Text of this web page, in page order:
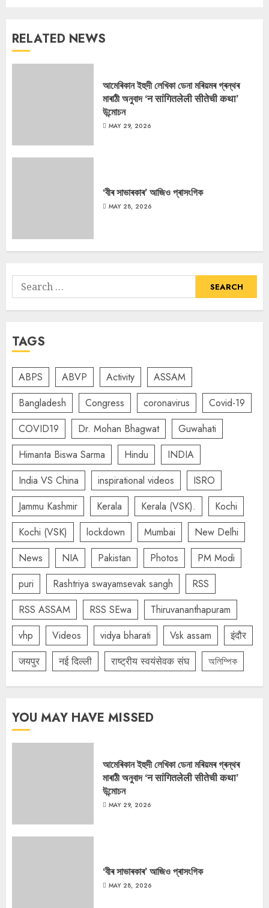
RELATED NEWS
আমেৰিকান ইহুদী লেখিকা ডেনা মৰিয়মৰ গ্ৰন্থৰ
মাৰাঠী অনুবাদ ‘न सांगितलेली सीतेची कथा’
উন্মোচন
MAY 29, 2026
‘বীৰ সাভাৰকাৰ’ আজিও প্ৰাসংগিক
MAY 28, 2026
Search
for:
TAGS
ABPS ABVP Activity
ASSAM
Bangladesh
Congress coronavirus
Covid-19
COVID19
Dr. Mohan Bhagwat
Guwahati
Himanta Biswa Sarma
Hindu
INDIA
India VS China
inspirational videos
ISRO
Jammu Kashmir
Kerala Kerala (VSK).
Kochi
Kochi (VSK)
lockdown Mumbai
New Delhi
News
NIA Pakistan Photos
PM Modi
puri
Rashtriya swayamsevak sangh
RSS
RSS ASSAM
RSS SEwa
Thiruvananthapuram
vhp
Videos vidya bharati Vsk assam
इंदौर
जयपुर
नई दिल्ली राष्ट्रीय स्वयंसेवक संघ অলিম্পিক
YOU MAY HAVE MISSED
আমেৰিকান ইহুদী লেখিকা ডেনা মৰিয়মৰ গ্ৰন্থৰ
মাৰাঠী অনুবাদ ‘न सांगितलेली सीतेची कथा’
উন্মোচন
MAY 29, 2026
‘বীৰ সাভাৰকাৰ’ আজিও প্ৰাসংগিক
MAY 28, 2026